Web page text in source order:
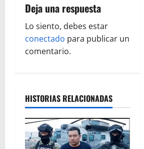
c
i
ó
d
e
e
Deja una respuesta
Lo siento, debes estar
conectado para publicar un
comentario.
HISTORIAS RELACIONADAS